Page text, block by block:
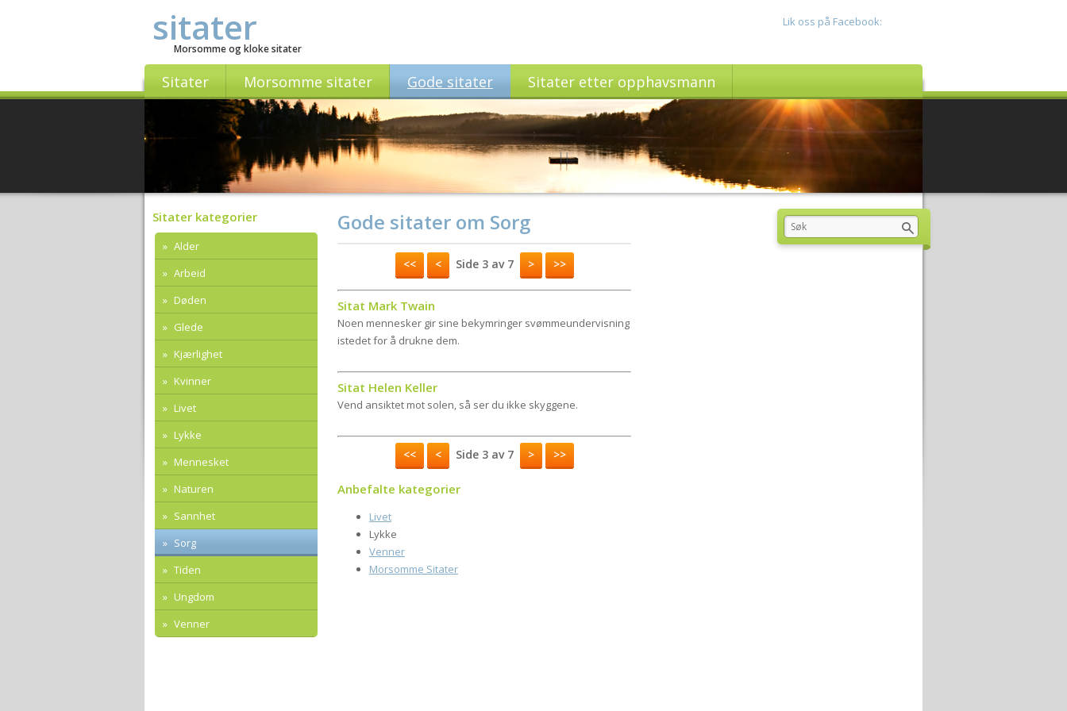
sitater
Morsomme og kloke sitater
Lik oss på Facebook:
Sitater Morsomme sitater Gode sitater Sitater etter opphavsmann
Sitater kategorier
Alder
Arbeid
Døden
Glede
Kjærlighet
Kvinner
Livet
Lykke
Mennesket
Naturen
Sannhet
Sorg
Tiden
Ungdom
Venner
Gode sitater om Sorg
<< < Side 3 av 7 > >>
Sitat Mark Twain
Noen mennesker gir sine bekymringer svømmeundervisning
istedet for å drukne dem.
Sitat Helen Keller
Vend ansiktet mot solen, så ser du ikke skyggene.
<< < Side 3 av 7 > >>
Anbefalte kategorier
Livet
Lykke
Venner
Morsomme Sitater